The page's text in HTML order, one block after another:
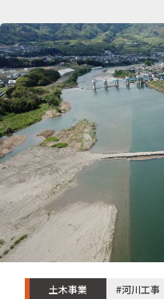
土木事業 #河川工事